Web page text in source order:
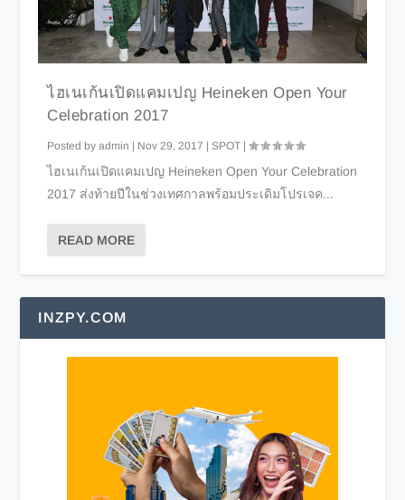
ไฮเนเก้นเปิดแคมเปญ Heineken Open Your
Celebration 2017
Posted byadmin | Nov 29, 2017 |SPOT |
ไฮเนเก้นเปิดแคมเปญ Heineken Open Your Celebration
2017 ส่งท้ายปีในช่วงเทศกาลพร้อมประเดิมโปรเจค...
READ MORE
INZPY.COM